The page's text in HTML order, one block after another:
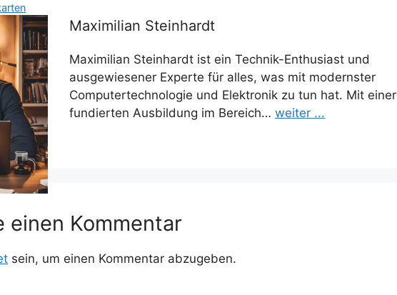
Maximilian Steinhardt
Maximilian Steinhardt ist ein Technik-Enthusiast und
ausgewiesener Experte für alles, was mit modernster
Computertechnologie und Elektronik zu tun hat. Mit einer
fundierten Ausbildung im Bereich… weiter ...
einen Kommentar
sein, um einen Kommentar abzugeben.